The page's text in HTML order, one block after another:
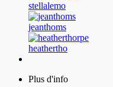
stellalemo
jeanthoms
heathertho
Plus d'info